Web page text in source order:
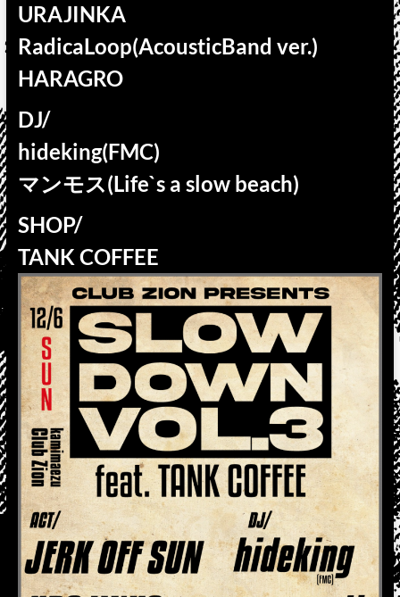
URAJINKA
RadicaLoop(AcousticBand ver.)
HARAGRO
DJ/
hideking(FMC)
マンモス(Life`s a slow beach)
SHOP/
TANK COFFEE